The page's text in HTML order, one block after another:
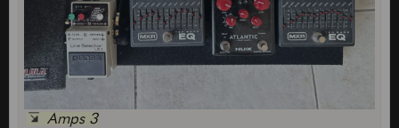
Amps 3